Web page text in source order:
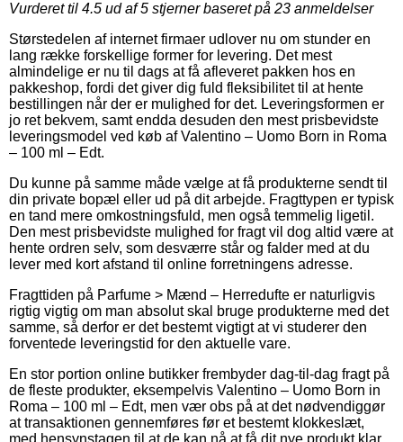
Vurderet til 4.5 ud af 5 stjerner baseret på 23 anmeldelser
Størstedelen af internet firmaer udlover nu om stunder en
lang række forskellige former for levering. Det mest
almindelige er nu til dags at få afleveret pakken hos en
pakkeshop, fordi det giver dig fuld fleksibilitet til at hente
bestillingen når der er mulighed for det. Leveringsformen er
jo ret bekvem, samt endda desuden den mest prisbevidste
leveringsmodel ved køb af Valentino – Uomo Born in Roma
– 100 ml – Edt.
Du kunne på samme måde vælge at få produkterne sendt til
din private bopæl eller ud på dit arbejde. Fragttypen er typisk
en tand mere omkostningsfuld, men også temmelig ligetil.
Den mest prisbevidste mulighed for fragt vil dog altid være at
hente ordren selv, som desværre står og falder med at du
lever med kort afstand til online forretningens adresse.
Fragttiden på Parfume > Mænd – Herredufte er naturligvis
rigtig vigtig om man absolut skal bruge produkterne med det
samme, så derfor er det bestemt vigtigt at vi studerer den
forventede leveringstid for den aktuelle vare.
En stor portion online butikker frembyder dag-til-dag fragt på
de fleste produkter, eksempelvis Valentino – Uomo Born in
Roma – 100 ml – Edt, men vær obs på at det nødvendiggør
at transaktionen gennemføres før et bestemt klokkeslæt,
med hensynstagen til at de kan nå at få dit nye produkt klar